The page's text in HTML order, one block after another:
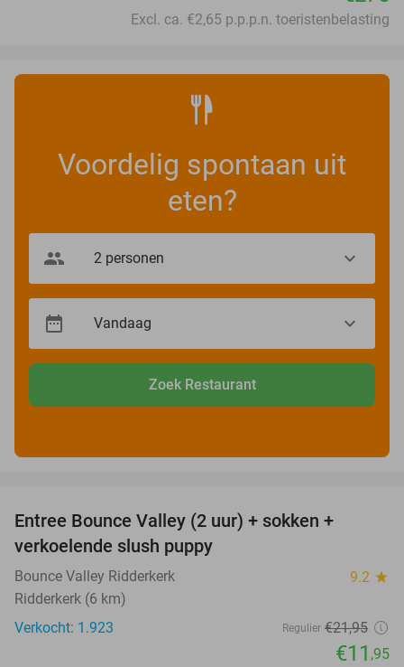
Excl. ca. €2,65 p.p.p.n. toeristenbelasting
Voordelig spontaan uit
eten?
Zoek Restaurant
Entree Bounce Valley (2 uur) + sokken +
verkoelende slush puppy
Bounce Valley Ridderkerk 9.2 star
Ridderkerk (6 km)
Verkocht: 1.923
Regulier €21,95
€11 ,95